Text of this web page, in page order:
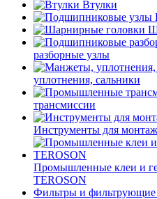
Втулки
разборные узлы
уплотнения, сальники
трансмиссии
Инструменты для
Промышленные клеи и
TEROSON
Фильтры и фильтрующие